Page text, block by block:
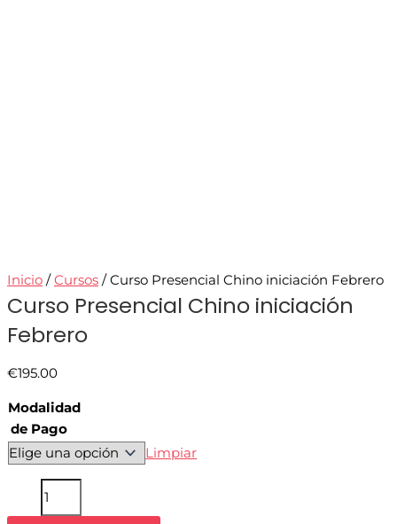
Inicio /Cursos / Curso Presencial Chino iniciación Febrero
Curso Presencial Chino iniciación
Febrero
€195.00
Modalidad
de Pago
Limpiar